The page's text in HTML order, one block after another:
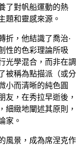
了對帆船運動的熱
題和靈感來源。
折，他結識了喬治·
性的色彩理論所吸
光學混合，而非在調
被稱為點描派（或分
小而清晰的純色圓
友，在秀拉早逝後，
細緻地闡述其原則，
家。
風景，成為席涅克作